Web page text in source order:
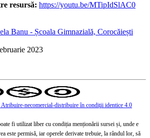
resursă: https://youtu.be/MTipIdSlAC0
Banu - Școala Gimnazială, Corocăiești
2023
necomercial-distribuire în condiţii identice 4.0
fi utilizat liber cu condiția menționării sursei și, unde e
este permisă, iar operele derivate trebuie, la rândul lor, să